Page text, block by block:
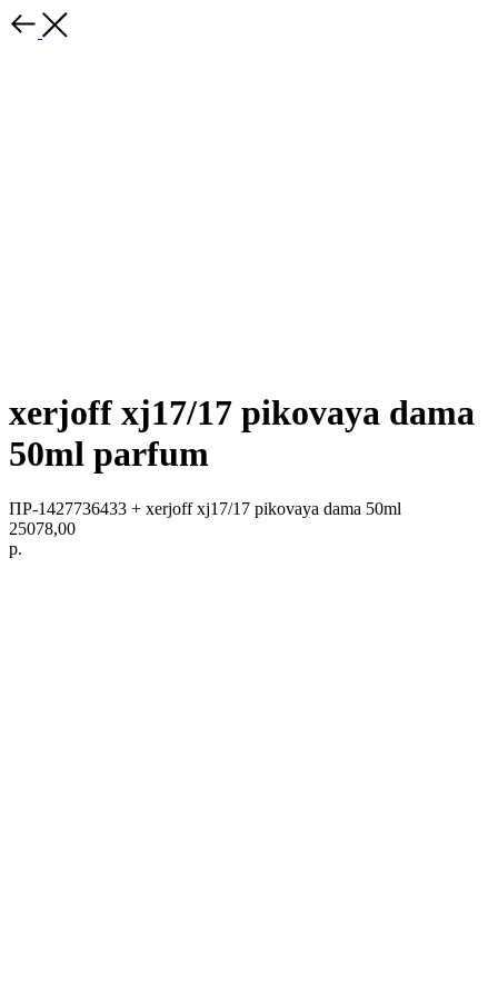
xerjoff xj17/17 pikovaya dama
50ml parfum
ПР-1427736433 + xerjoff xj17/17 pikovaya dama 50ml
25078,00
р.